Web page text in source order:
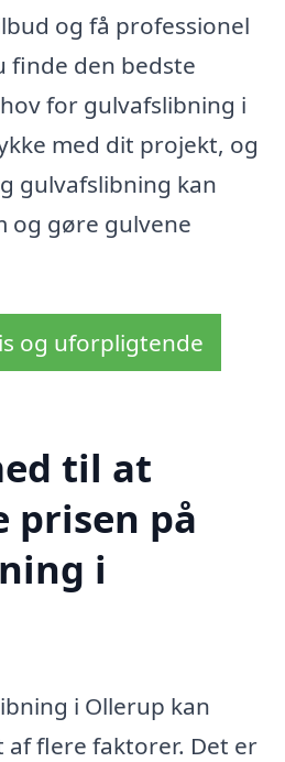
og få professionel
finde den bedste
for gulvafslibning i
med dit projekt, og
gulvafslibning kan
og gøre gulvene
og uforpligtende
til at
prisen på
i
i Ollerup kan
flere faktorer. Det er